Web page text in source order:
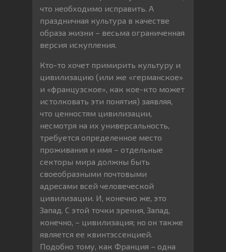
что необходимо исправить. А
праздничная культура в качестве
образа жизни – весьма ограниченная
версия искупления.
Кто-то хочет примирить культуру и
цивилизацию (или же «германское»
и «французское», как кое-кто может
истолковать эти понятия) заявляя,
что ценностям цивилизации,
несмотря на их универсальность,
требуется определенное место
проживания и имя – отдельные
секторы мира должны быть
своеобразными почтовыми
адресами всей человеческой
цивилизации. И, конечно же, это
Запад. С этой точки зрения, Запад,
конечно, – цивилизация; но он также
является ее квинтэссенцией.
Подобно тому, как Франция – одна